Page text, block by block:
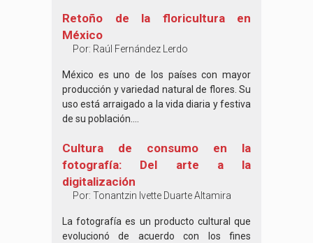
Retoño de la floricultura en
México
Por: Raúl Fernández Lerdo
México es uno de los países con mayor
producción y variedad natural de flores. Su
uso está arraigado a la vida diaria y festiva
de su población....
Cultura de consumo en la
fotografía: Del arte a la
digitalización
Por: Tonantzin Ivette Duarte Altamira
La fotografía es un producto cultural que
evolucionó de acuerdo con los fines